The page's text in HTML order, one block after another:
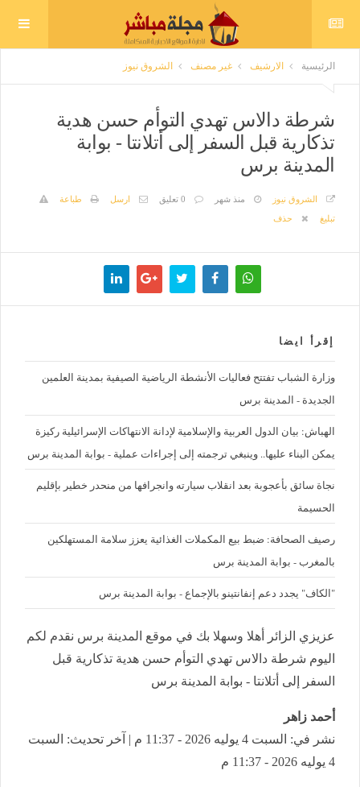
الرئيسية الارشيف غير مصنف الشروق نيوز
شرطة دالاس تهدي التوأم حسن هدية
تذكارية قبل السفر إلى أتلانتا - بوابة
المدينة برس
الشروق نيوز منذ شهر 0 تعليق ارسل
طباعة
تبليغ
حذف
إقرأ ايضا
وزارة الشباب تفتتح فعاليات الأنشطة الرياضية الصيفية بمدينة العلمين
الجديدة - المدينة برس
الهباش: بيان الدول العربية والإسلامية لإدانة الانتهاكات الإسرائيلية ركيزة
يمكن البناء عليها.. وينبغي ترجمته إلى إجراءات عملية - بوابة المدينة برس
نجاة سائق بأعجوبة بعد انقلاب سيارته وانجرافها من منحدر خطير بإقليم
الحسيمة
رصيف الصحافة: ضبط بيع المكملات الغذائية يعزز سلامة المستهلكين
بالمغرب - بوابة المدينة برس
"الكاف" يجدد دعم إنفانتينو بالإجماع - بوابة المدينة برس
عزيزي الزائر أهلا وسهلا بك في موقع المدينة برس نقدم لكم
اليوم شرطة دالاس تهدي التوأم حسن هدية تذكارية قبل
السفر إلى أتلانتا - بوابة المدينة برس
أحمد زاهر
نشر في: السبت 4 يوليه 2026 - 11:37 م | آخر تحديث: السبت
4 يوليه 2026 - 11:37 م